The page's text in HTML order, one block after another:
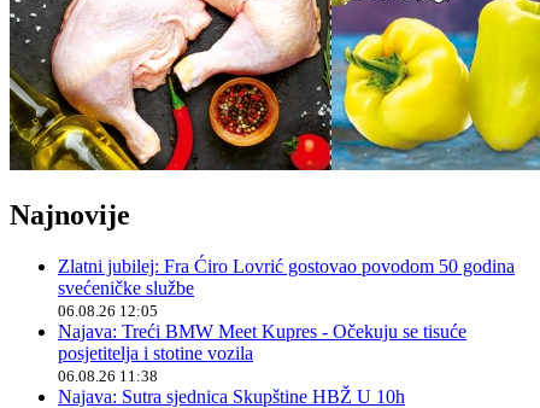
Najnovije
Zlatni jubilej: Fra Ćiro Lovrić gostovao povodom 50 godina
svećeničke službe
06.08.26 12:05
Najava: Treći BMW Meet Kupres - Očekuju se tisuće
posjetitelja i stotine vozila
06.08.26 11:38
Najava: Sutra sjednica Skupštine HBŽ U 10h